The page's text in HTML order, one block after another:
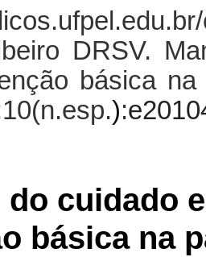
DRSV.
básica
):
do cuidado
básica na